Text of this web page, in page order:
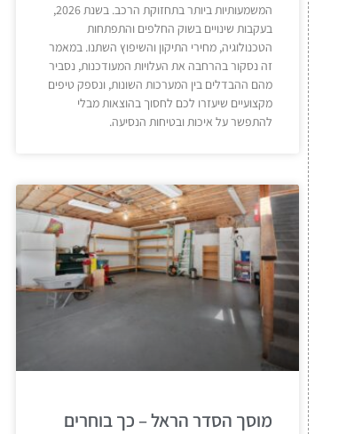
המשמעותיות ביותר בתחזוקת הרכב. בשנת 2026,
בעקבות שינויים בשוק החלפים והתפתחות
הטכנולוגיה, מחירי התיקון והשיפוץ השתנו. במאמר
זה נסקור בהרחבה את העלויות המעודכנות, נסביר
מהם ההבדלים בין המערכות השונות, ונספק טיפים
מקצועיים שיעזרו לכם לחסוך בהוצאות מבלי
להתפשר על איכות ובטיחות הנסיעה.
מוסך הסדר הראל – כך בוחרים